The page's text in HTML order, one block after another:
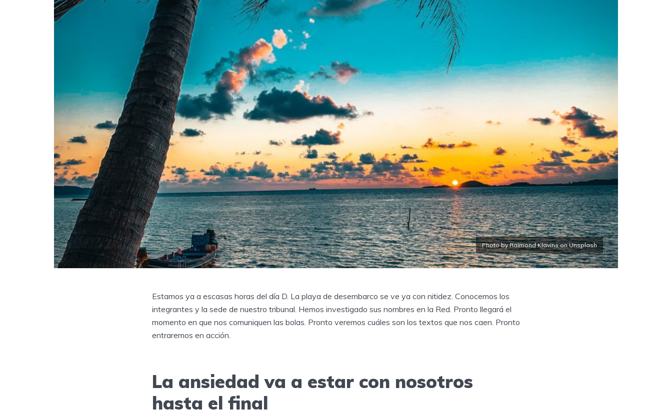
Photo by Raimond Klavins on Unsplash
Estamos ya a escasas horas del día D. La playa de desembarco se ve ya con nitidez. Conocemos los
integrantes y la sede de nuestro tribunal. Hemos investigado sus nombres en la Red. Pronto llegará el
momento en que nos comuniquen las bolas. Pronto veremos cuáles son los textos que nos caen. Pronto
entraremos en acción.
La ansiedad va a estar con nosotros
hasta el final